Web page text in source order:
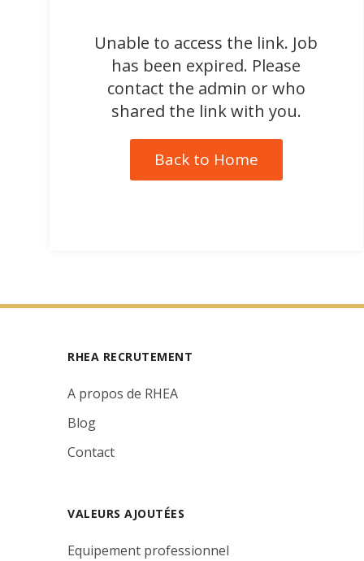
Unable to access the link. Job
has been expired. Please
contact the admin or who
shared the link with you.
Back to Home
RHEA RECRUTEMENT
A propos de RHEA
Blog
Contact
VALEURS AJOUTÉES
Equipement professionnel